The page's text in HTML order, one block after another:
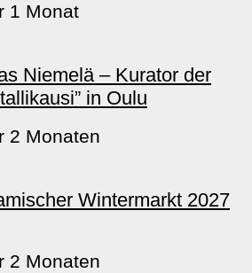
1 Monat
Niemelä – Kurator der
in Oulu
2 Monaten
Wintermarkt 2027
2 Monaten